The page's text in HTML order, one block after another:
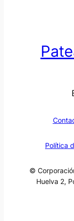
Política
©
Huelva 2,